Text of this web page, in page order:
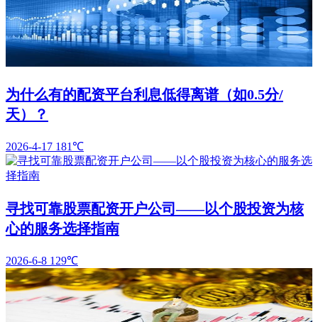
为什么有的配资平台利息低得离谱（如0.5分/
天）？
2026-4-17 181℃
寻找可靠股票配资开户公司——以个股投资为核
心的服务选择指南
2026-6-8 129℃